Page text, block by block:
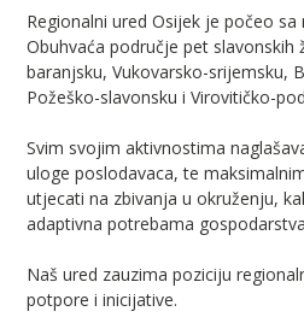
Regionalni ured Osijek je počeo sa
Obuhvaća područje pet slavonskih
baranjsku, Vukovarsko-srijemsku,
Požeško-slavonsku i Virovitičko-
Svim svojim aktivnostima
uloge poslodavaca, te
utjecati na zbivanja u okruženju,
adaptivna potrebama
Naš ured zauzima poziciju
potpore i inicijative.